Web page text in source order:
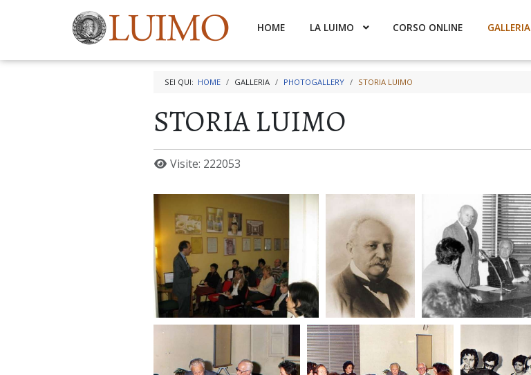
HOME LA LUIMO CORSO ONLINE GALLERIA
SEI QUI: HOME GALLERIA PHOTOGALLERY STORIA LUIMO
STORIA LUIMO
Visite: 222053